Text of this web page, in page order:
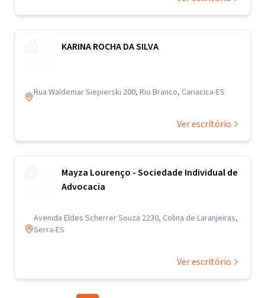
KARINA ROCHA DA SILVA
Rua Waldemar Siepierski 200, Rio Branco, Cariacica-ES
Ver escritório
Mayza Lourenço - Sociedade Individual de
Advocacia
Avenida Eldes Scherrer Souza 2230, Colina de Laranjeiras,
Serra-ES
Ver escritório